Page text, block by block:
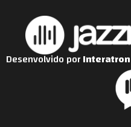
Desenvolvido porInteratron